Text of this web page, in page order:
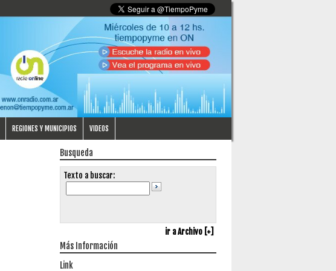
REGIONES Y MUNICIPIOS VIDEOS
Busqueda
Texto a buscar:
ir a Archivo [+]
Más Información
Link